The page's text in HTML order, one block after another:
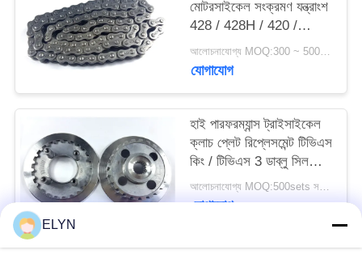
মোটরসাইকেল সংক্রমণ যন্ত্রাংশ
428 / 428H / 420 /
520H প্রকার Type
আলোচনাযোগ্য MOQ:300 ~ 500pcs
যোগাযোগ
হাই পারফরম্যান্স ট্রাইসাইকেল
ক্লাচ প্লেট রিপ্লেসমেন্ট টিভিএস
কিং / টিভিএস 3 ডাব্লু সিলভার
আলোচনাযোগ্য MOQ:500sets সরানোর জন্য ফিরে
যোগাযোগ
ELYN